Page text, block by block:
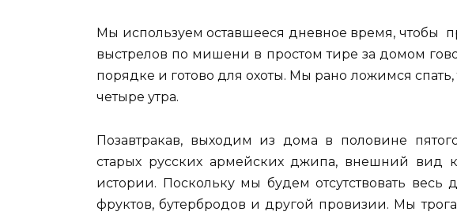
Мы используем оставшееся дневное время, чтобы
выстрелов по мишени в простом тире за домом
порядке и готово для охоты. Мы рано ложимся
четыре утра.
Позавтракав, выходим из дома в половине
старых русских армейских джипа, внешний вид
истории. Поскольку мы будем отсутствовать весь
фруктов, бутербродов и другой провизии. Мы